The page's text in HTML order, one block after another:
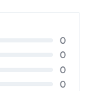
0
0
0
0